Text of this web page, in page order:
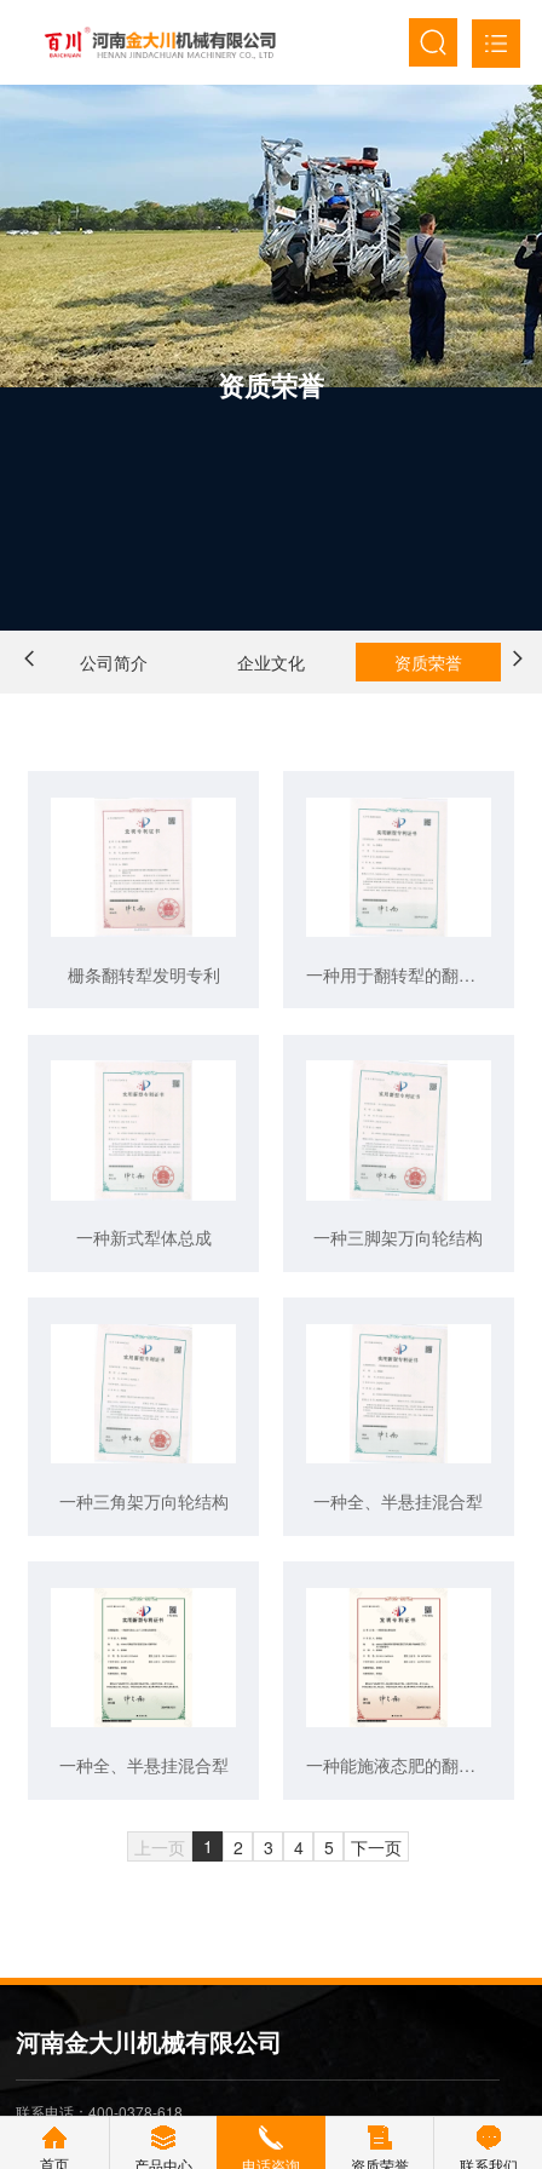
产品中心
新闻资讯
人才招聘
资质荣誉
公司简介 企业文化 资质荣誉
栅条翻转犁发明专利 一种用于翻转犁的翻转机构
一种新式犁体总成 一种三脚架万向轮结构
一种三角架万向轮结构 一种全、半悬挂混合犁
一种全、半悬挂混合犁 一种能施液态肥的翻转犁
上一页 1 2 3 4 5 下一页
河南金大川机械有限公司
联系电话：400-0378-618
河南办事处：0371-27288666
首页 产品中心 电话咨询 资质荣誉 联系我们